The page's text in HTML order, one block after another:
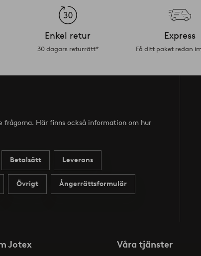
Enkel retur
30 dagars returrätt*
Express
Få ditt paket redan
frågorna. Här finns också information om hur
Betalsätt Leverans
Övrigt Ångerrättsformulär
Jotex Våra tjänster